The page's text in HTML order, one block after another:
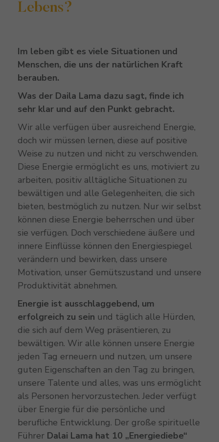
Lebens?
Im leben gibt es viele Situationen und
Menschen, die uns der natürlichen Kraft
berauben.
Was der Daila Lama dazu sagt, finde ich
sehr klar und auf den Punkt gebracht.
Wir alle verfügen über ausreichend Energie,
doch wir müssen lernen, diese auf positive
Weise zu nutzen und nicht zu verschwenden.
Diese Energie ermöglicht es uns, motiviert zu
arbeiten, positiv alltägliche Situationen zu
bewältigen und alle Gelegenheiten, die sich
bieten, bestmöglich zu nutzen. Nur wir selbst
können diese Energie beherrschen und über
sie verfügen. Doch verschiedene äußere und
innere Einflüsse können den Energiespiegel
verändern und bewirken, dass unsere
Motivation, unser Gemütszustand und unsere
Produktivität abnehmen.
Energie ist ausschlaggebend, um
erfolgreich zu sein und täglich alle Hürden,
die sich auf dem Weg präsentieren, zu
bewältigen. Wir alle können unsere Energie
jeden Tag erneuern und nutzen, um unsere
guten Eigenschaften an den Tag zu bringen,
unsere Talente und alles, was uns ermöglicht
als Personen hervorzustechen. Jeder verfügt
über Energie für die persönliche und
berufliche Entwicklung. Der große spirituelle
Führer Dalai Lama hat 10 „Energiediebe“